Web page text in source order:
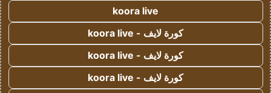
koora live
كورة لايف - koora live
كورة لايف - koora live
كورة لايف - koora live